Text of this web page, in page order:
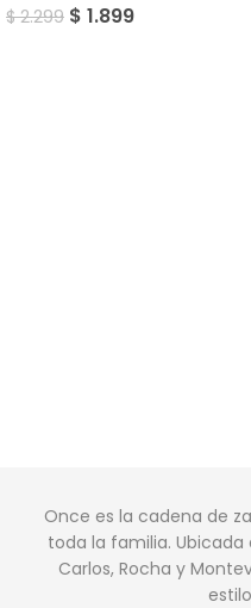
$2.299 $ 1.899
Once es la cadena de
toda la familia. Ubicada
Carlos, Rocha y